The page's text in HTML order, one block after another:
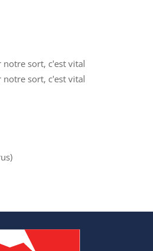
notre sort, c'est vital
notre sort, c'est vital